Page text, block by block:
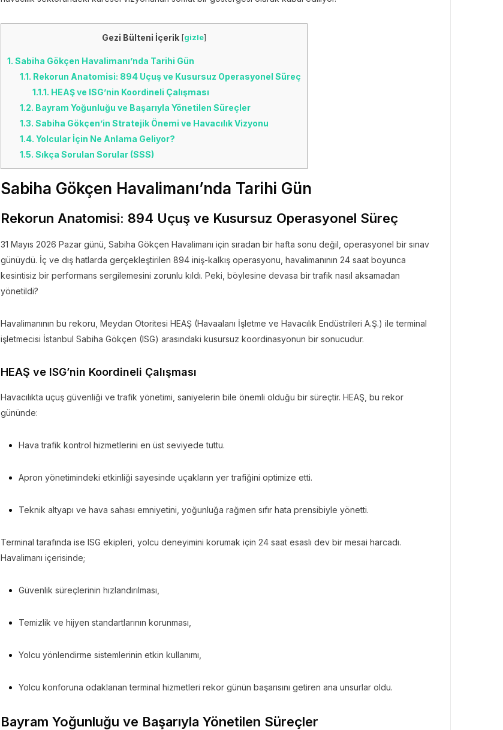
Gezi Bülteni İçerik [gizle]
1. Sabiha Gökçen Havalimanı’nda Tarihi Gün
1.1. Rekorun Anatomisi: 894 Uçuş ve Kusursuz Operasyonel Süreç
1.1.1. HEAŞ ve ISG’nin Koordineli Çalışması
1.2. Bayram Yoğunluğu ve Başarıyla Yönetilen Süreçler
1.3. Sabiha Gökçen’in Stratejik Önemi ve Havacılık Vizyonu
1.4. Yolcular İçin Ne Anlama Geliyor?
1.5. Sıkça Sorulan Sorular (SSS)
Sabiha Gökçen Havalimanı’nda Tarihi Gün
Rekorun Anatomisi: 894 Uçuş ve Kusursuz Operasyonel Süreç
31 Mayıs 2026 Pazar günü, Sabiha Gökçen Havalimanı için sıradan bir hafta sonu değil, operasyonel bir sınav
günüydü. İç ve dış hatlarda gerçekleştirilen 894 iniş-kalkış operasyonu, havalimanının 24 saat boyunca
kesintisiz bir performans sergilemesini zorunlu kıldı. Peki, böylesine devasa bir trafik nasıl aksamadan
yönetildi?
Havalimanının bu rekoru, Meydan Otoritesi HEAŞ (Havaalanı İşletme ve Havacılık Endüstrileri A.Ş.) ile terminal
işletmecisi İstanbul Sabiha Gökçen (ISG) arasındaki kusursuz koordinasyonun bir sonucudur.
HEAŞ ve ISG’nin Koordineli Çalışması
Havacılıkta uçuş güvenliği ve trafik yönetimi, saniyelerin bile önemli olduğu bir süreçtir. HEAŞ, bu rekor
gününde:
Hava trafik kontrol hizmetlerini en üst seviyede tuttu.
Apron yönetimindeki etkinliği sayesinde uçakların yer trafiğini optimize etti.
Teknik altyapı ve hava sahası emniyetini, yoğunluğa rağmen sıfır hata prensibiyle yönetti.
Terminal tarafında ise ISG ekipleri, yolcu deneyimini korumak için 24 saat esaslı dev bir mesai harcadı.
Havalimanı içerisinde;
Güvenlik süreçlerinin hızlandırılması,
Temizlik ve hijyen standartlarının korunması,
Yolcu yönlendirme sistemlerinin etkin kullanımı,
Yolcu konforuna odaklanan terminal hizmetleri rekor günün başarısını getiren ana unsurlar oldu.
Bayram Yoğunluğu ve Başarıyla Yönetilen Süreçler